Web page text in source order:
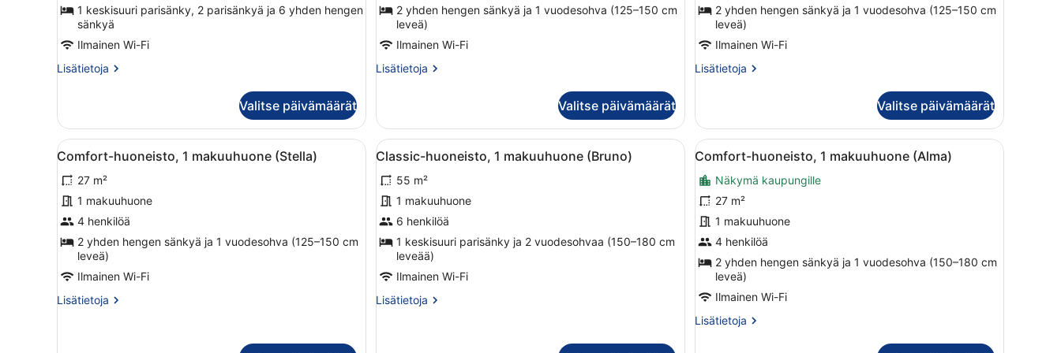
1 keskisuuri parisänky, 2 parisänkyä ja 6 yhden hengen
sänkyä
Ilmainen Wi-Fi
Lisätietoja
Lisätietoja
(Bakery)
Valitse päivämäärät
(Ada)
kuvat
2 yhden hengen sänkyä ja 1 vuodesohva (125–150 cm
leveä)
Ilmainen Wi-Fi
Lisätietoja
Lisätietoja
1
makuuhuone
(Ada)
Valitse päivämäärät
(Asta)
kuvat
2 yhden hengen sänkyä ja 1 vuodesohva (125–150 cm
leveä)
Ilmainen Wi-Fi
Lisätietoja
Lisätietoja
1
makuuhuone
(Asta)
Valitse päivämäärät
Avaa
kaikki
huonetyypin
Comfort-
huoneisto,
1
makuuhuone
(Stella)
kuvat
Makuuhuoneessa on valkoinen sänky, vaaleanpunaiset vuodevaatteet, pieni työpöytä ja pieni keittiönurkkaus.
5
Comfort-huoneisto, 1 makuuhuone (Stella)
27 m²
1 makuuhuone
4 henkilöä
2 yhden hengen sänkyä ja 1 vuodesohva (125–150 cm
leveä)
Ilmainen Wi-Fi
Lisätietoja
Lisätietoja
Avaa
kaikki
huonetyypin
Classic-
huoneisto,
1
makuuhuone
(Bruno)
kuvat
Kompakti keittiö, jossa on valkoiset kaapit, jääkaappi sekä ruokailutila, jossa on pöytä ja tuolit.
5
Classic-huoneisto, 1 makuuhuone (Bruno)
55 m²
1 makuuhuone
6 henkilöä
1 keskisuuri parisänky ja 2 vuodesohvaa (150–180 cm
leveää)
Ilmainen Wi-Fi
Lisätietoja
Lisätietoja
Avaa
kaikki
huonetyypin
Comfort-
huoneisto,
1
makuuhuone
(Alma)
kuvat
Kompakti oleskelutila, jossa on pieni
5
Comfort-huoneisto, 1 makuuhuone (Alma)
Näkymä kaupungille
27 m²
1 makuuhuone
4 henkilöä
2 yhden hengen sänkyä ja 1 vuodesohva (150–180 cm
leveä)
Ilmainen Wi-Fi
Lisätietoja
Lisätietoja